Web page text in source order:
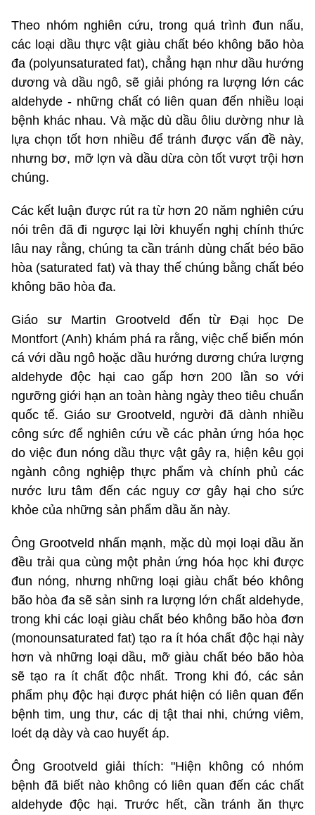
Theo nhóm nghiên cứu, trong quá trình đun nấu,
các loại dầu thực vật giàu chất béo không bão hòa
đa (polyunsaturated fat), chẳng hạn như dầu hướng
dương và dầu ngô, sẽ giải phóng ra lượng lớn các
aldehyde - những chất có liên quan đến nhiều loại
bệnh khác nhau. Và mặc dù dầu ôliu dường như là
lựa chọn tốt hơn nhiều để tránh được vấn đề này,
nhưng bơ, mỡ lợn và dầu dừa còn tốt vượt trội hơn
chúng.
Các kết luận được rút ra từ hơn 20 năm nghiên cứu
nói trên đã đi ngược lại lời khuyến nghị chính thức
lâu nay rằng, chúng ta cần tránh dùng chất béo bão
hòa (saturated fat) và thay thế chúng bằng chất béo
không bão hòa đa.
Giáo sư Martin Grootveld đến từ Đại học De
Montfort (Anh) khám phá ra rằng, việc chế biến món
cá với dầu ngô hoặc dầu hướng dương chứa lượng
aldehyde độc hại cao gấp hơn 200 lần so với
ngưỡng giới hạn an toàn hàng ngày theo tiêu chuẩn
quốc tế. Giáo sư Grootveld, người đã dành nhiều
công sức để nghiên cứu về các phản ứng hóa học
do việc đun nóng dầu thực vật gây ra, hiện kêu gọi
ngành công nghiệp thực phẩm và chính phủ các
nước lưu tâm đến các nguy cơ gây hại cho sức
khỏe của những sản phẩm dầu ăn này.
Ông Grootveld nhấn mạnh, mặc dù mọi loại dầu ăn
đều trải qua cùng một phản ứng hóa học khi được
đun nóng, nhưng những loại giàu chất béo không
bão hòa đa sẽ sản sinh ra lượng lớn chất aldehyde,
trong khi các loại giàu chất béo không bão hòa đơn
(monounsaturated fat) tạo ra ít hóa chất độc hại này
hơn và những loại dầu, mỡ giàu chất béo bão hòa
sẽ tạo ra ít chất độc nhất. Trong khi đó, các sản
phẩm phụ độc hại được phát hiện có liên quan đến
bệnh tim, ung thư, các dị tật thai nhi, chứng viêm,
loét dạ dày và cao huyết áp.
Ông Grootveld giải thích: "Hiện không có nhóm
bệnh đã biết nào không có liên quan đến các chất
aldehyde độc hại. Trước hết, cần tránh ăn thực